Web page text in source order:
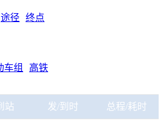
途径 终点
车组 高铁
站 发/到时 总程/耗时